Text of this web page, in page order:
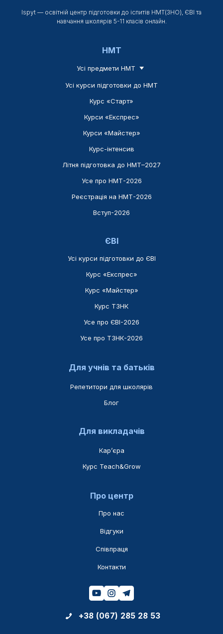
Ispyt — освітній центр підготовки до іспитів НМТ(ЗНО), ЄВІ та
навчання школярів 5-11 класів онлайн.
НМТ
Усі предмети НМТ
Усі курси підготовки до НМТ
Курс «Старт»
Курси «Експрес»
Курси «Майстер»
Курс-інтенсив
Літня підготовка до НМТ–2027
Усе про НМТ-2026
Реєстрація на НМТ-2026
Вступ-2026
ЄВІ
Усі курси підготовки до ЄВІ
Курс «Експрес»
Курс «Майстер»
Курс ТЗНК
Усе про ЄВІ-2026
Усе про ТЗНК-2026
Для учнів та батьків
Репетитори для школярів
Блог
Для викладачів
Карʼєра
Курс Teach&Grow
Про центр
Про нас
Відгуки
Співпраця
Контакти
+38 (067) 285 28 53